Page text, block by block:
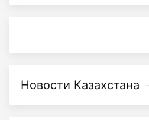
Новости Казахстана